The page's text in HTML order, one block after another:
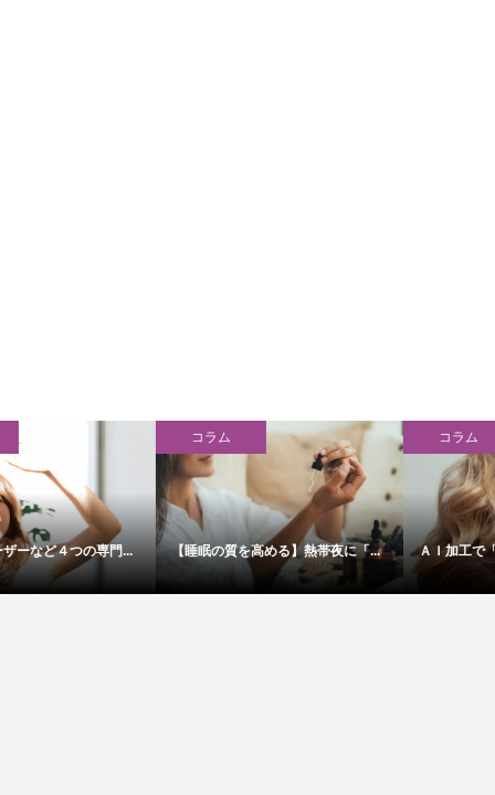
ＡＩ加工で「現実の自分が許せな...
アイケア
人気の「水光カラコン」で救急搬...